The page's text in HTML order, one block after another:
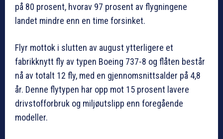
på 80 prosent, hvorav 97 prosent av flygningene
landet mindre enn en time forsinket.
Flyr mottok i slutten av august ytterligere et
fabrikknytt fly av typen Boeing 737-8 og flåten består
nå av totalt 12 fly, med en gjennomsnittsalder på 4,8
år. Denne flytypen har opp mot 15 prosent lavere
drivstofforbruk og miljøutslipp enn foregående
modeller.